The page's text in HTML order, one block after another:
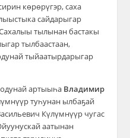
көрөрүгэр, саха
сайдарыгар
тылынан бастакы
тылбаастаан,
тыйаатырдарыгар
артыыһа Владимир
туһунан ылбаҕай
Күлүмнүүр чугас
аатынан